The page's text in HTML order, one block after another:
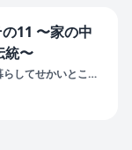
11 〜家の中
統〜
してせかいとこと